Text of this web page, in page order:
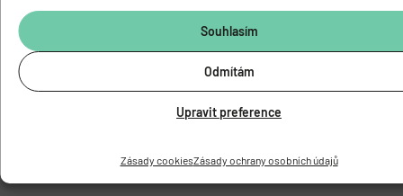
Souhlasím
Odmítám
Upravit preference
Zásady cookiesZásady ochrany osobních údajů
23(9): e3003404 (2025).